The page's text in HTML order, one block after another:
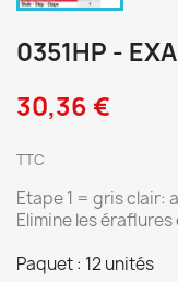
0351HP -
30,36 €
TTC
Etape 1 = gris clair:
Elimine les
Paquet : 12 unités